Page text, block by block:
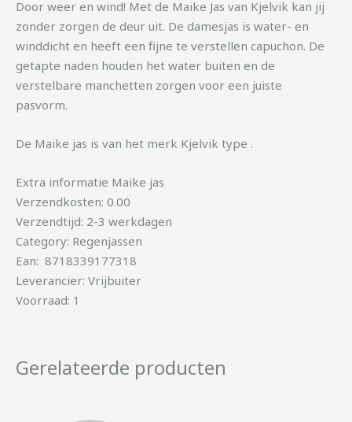
Door weer en wind! Met de Maike Jas van Kjelvik kan jij
zonder zorgen de deur uit. De damesjas is water- en
winddicht en heeft een fijne te verstellen capuchon. De
getapte naden houden het water buiten en de
verstelbare manchetten zorgen voor een juiste
pasvorm.
De Maike jas is van het merk Kjelvik type .
Extra informatie Maike jas
Verzendkosten: 0.00
Verzendtijd: 2-3 werkdagen
Category: Regenjassen
Ean: 8718339177318
Leverancier: Vrijbuiter
Voorraad: 1
Gerelateerde producten